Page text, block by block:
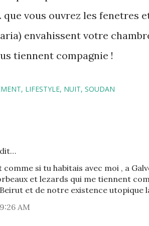
que vous ouvrez les fenetres
envahissent votre
tiennent compagnie !
LIFESTYLE NUIT SOUDAN
comme si tu habitais avec moi , a
et lezards qui me tiennent
et de notre existence utopique
AM